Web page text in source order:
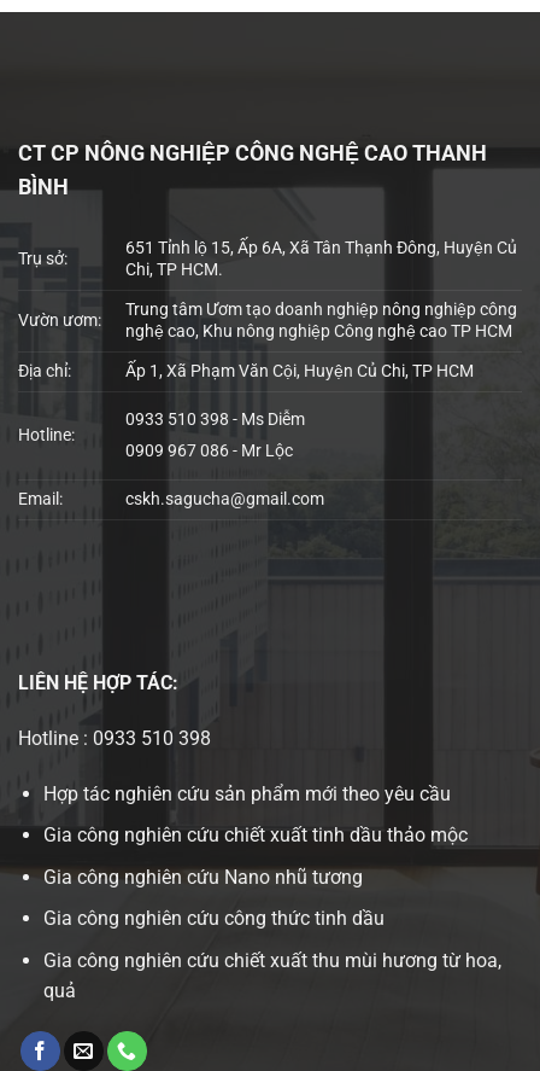
CT CP NÔNG NGHIỆP CÔNG NGHỆ CAO THANH
BÌNH
Trụ sở:
651 Tỉnh lộ 15, Ấp 6A, Xã Tân Thạnh Đông, Huyện Củ
Chi, TP HCM.
Vườn ươm:
Trung tâm Ươm tạo doanh nghiệp nông nghiệp công
nghệ cao, Khu nông nghiệp Công nghệ cao TP HCM
Địa chỉ: Ấp 1, Xã Phạm Văn Cội, Huyện Củ Chi, TP HCM
Hotline:
0933 510 398 - Ms Diễm
0909 967 086 - Mr Lộc
Email: cskh.sagucha@gmail.com
LIÊN HỆ HỢP TÁC:
Hotline : 0933 510 398
Hợp tác nghiên cứu sản phẩm mới theo yêu cầu
Gia công nghiên cứu chiết xuất tinh dầu thảo mộc
Gia công nghiên cứu Nano nhũ tương
Gia công nghiên cứu công thức tinh dầu
Gia công nghiên cứu chiết xuất thu mùi hương từ hoa,
quả